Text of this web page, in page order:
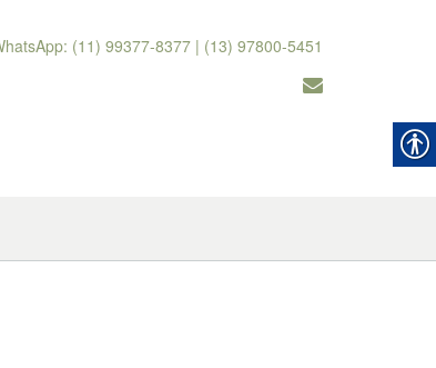
(11) 99377-8377 | (13) 97800-5451